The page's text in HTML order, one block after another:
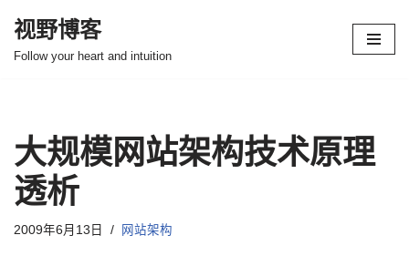
跳
视野博客
Follow your heart and intuition
大规模网站架构技术原理
透析
2009年6月13日 网站架构